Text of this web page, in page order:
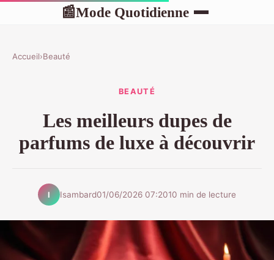
📰Mode Quotidienne
Accueil›Beauté
BEAUTÉ
Les meilleurs dupes de
parfums de luxe à découvrir
I Isambard01/06/2026 07:2010 min de lecture